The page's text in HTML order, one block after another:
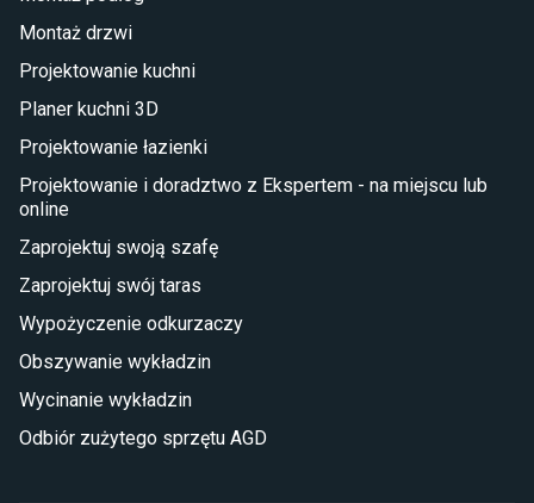
Taras i balkon
Sztuczna trawa miękka
Koce i pledy
Płytki na balkon
Lampy stojące LED
Płytki
Płytki Cersanit
Płytki wielkoformatowe
Glazura
Płytki marmurowe
Montaż drzwi
Projektowanie kuchni
Planer kuchni 3D
Projektowanie łazienki
Projektowanie i doradztwo z Ekspertem - na miejscu lub
online
Zaprojektuj swoją szafę
Zaprojektuj swój taras
Wypożyczenie odkurzaczy
Obszywanie wykładzin
Wycinanie wykładzin
Odbiór zużytego sprzętu AGD